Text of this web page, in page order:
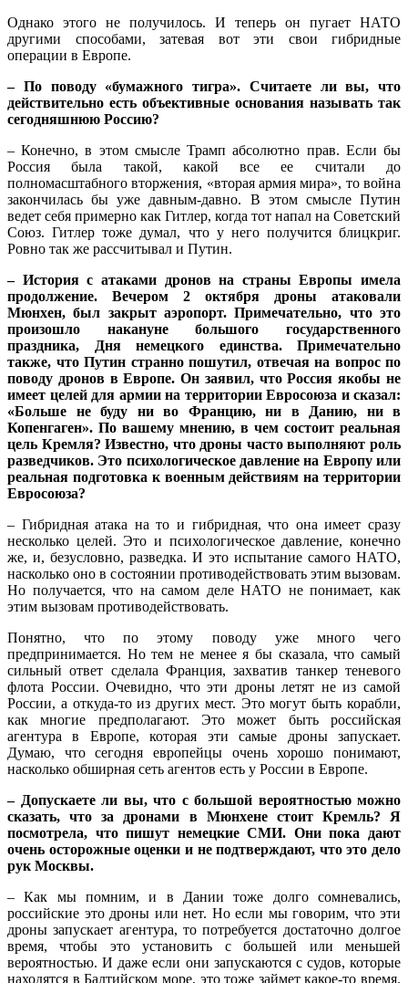
Однако этого не получилось. И теперь он пугает НАТО
другими способами, затевая вот эти свои гибридные
операции в Европе.
– По поводу «бумажного тигра». Считаете ли вы, что
действительно есть объективные основания называть так
сегодняшнюю Россию?
– Конечно, в этом смысле Трамп абсолютно прав. Если бы
Россия была такой, какой все ее считали до
полномасштабного вторжения, «вторая армия мира», то война
закончилась бы уже давным-давно. В этом смысле Путин
ведет себя примерно как Гитлер, когда тот напал на Советский
Союз. Гитлер тоже думал, что у него получится блицкриг.
Ровно так же рассчитывал и Путин.
– История с атаками дронов на страны Европы имела
продолжение. Вечером 2 октября дроны атаковали
Мюнхен, был закрыт аэропорт. Примечательно, что это
произошло накануне большого государственного
праздника, Дня немецкого единства. Примечательно
также, что Путин странно пошутил, отвечая на вопрос по
поводу дронов в Европе. Он заявил, что Россия якобы не
имеет целей для армии на территории Евросоюза и сказал:
«Больше не буду ни во Францию, ни в Данию, ни в
Копенгаген». По вашему мнению, в чем состоит реальная
цель Кремля? Известно, что дроны часто выполняют роль
разведчиков. Это психологическое давление на Европу или
реальная подготовка к военным действиям на территории
Евросоюза?
– Гибридная атака на то и гибридная, что она имеет сразу
несколько целей. Это и психологическое давление, конечно
же, и, безусловно, разведка. И это испытание самого НАТО,
насколько оно в состоянии противодействовать этим вызовам.
Но получается, что на самом деле НАТО не понимает, как
этим вызовам противодействовать.
Понятно, что по этому поводу уже много чего
предпринимается. Но тем не менее я бы сказала, что самый
сильный ответ сделала Франция, захватив танкер теневого
флота России. Очевидно, что эти дроны летят не из самой
России, а откуда-то из других мест. Это могут быть корабли,
как многие предполагают. Это может быть российская
агентура в Европе, которая эти самые дроны запускает.
Думаю, что сегодня европейцы очень хорошо понимают,
насколько обширная сеть агентов есть у России в Европе.
– Допускаете ли вы, что с большой вероятностью можно
сказать, что за дронами в Мюнхене стоит Кремль? Я
посмотрела, что пишут немецкие СМИ. Они пока дают
очень осторожные оценки и не подтверждают, что это дело
рук Москвы.
– Как мы помним, и в Дании тоже долго сомневались,
российские это дроны или нет. Но если мы говорим, что эти
дроны запускает агентура, то потребуется достаточно долгое
время, чтобы это установить с большей или меньшей
вероятностью. И даже если они запускаются с судов, которые
находятся в Балтийском море, это тоже займет какое-то время.